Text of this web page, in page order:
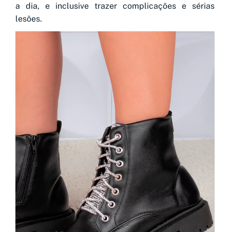
a dia, e inclusive trazer complicações e sérias
lesões.